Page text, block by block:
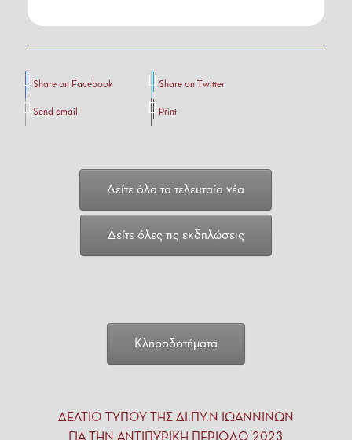
Share on Facebook Share on Twitter
Send email Print
Δείτε όλα τα τελευταία νέα
Δείτε όλες τις εκδηλώσεις
Κληροδοτήματα
ΔΕΛΤΙΟ ΤΥΠΟΥ ΤΗΣ ΔΙ.ΠΥ.Ν ΙΩΑΝΝΙΝΩΝ
ΓΙΑ ΤΗΝ ΑΝΤΙΠΥΡΙΚΗ ΠΕΡΙΟΔΟ 2023